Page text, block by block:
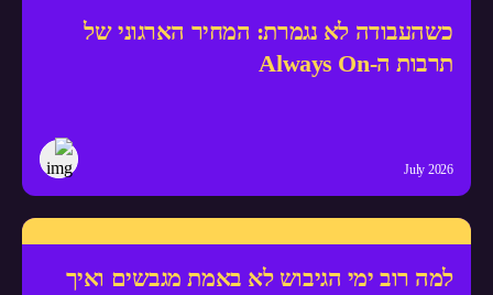
כשהעבודה לא נגמרת: המחיר הארגוני של
תרבות ה-Always On
July 2026
למה רוב ימי הגיבוש לא באמת מגבשים ואיך